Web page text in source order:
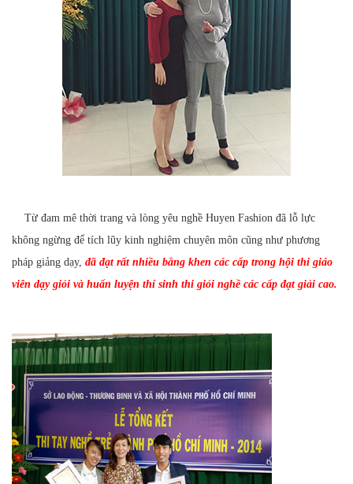
Từ đam mê thời trang và lòng yêu nghề Huyen Fashion đã lỗ lực
không ngừng để tích lũy kinh nghiệm chuyên môn cũng như phương
pháp giảng dạy, đã đạt rất nhiều bằng khen các cấp trong hội thi giáo
viên dạy giỏi và huấn luyện thí sinh thi giỏi nghề các cấp đạt giải cao.